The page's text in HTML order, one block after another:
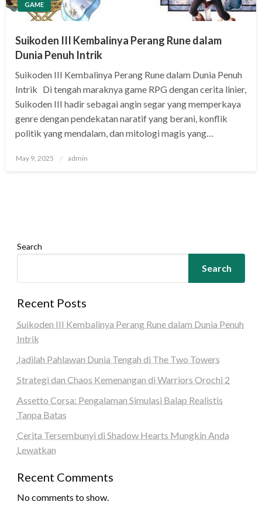
GAME
Suikoden III Kembalinya Perang Rune dalam
Dunia Penuh Intrik
Suikoden III Kembalinya Perang Rune dalam Dunia Penuh
Intrik Di tengah maraknya game RPG dengan cerita linier,
Suikoden III hadir sebagai angin segar yang memperkaya
genre dengan pendekatan naratif yang berani, konflik
politik yang mendalam, dan mitologi magis yang…
Posted
May 9, 2025 admin
Search
Search
Recent Posts
Suikoden III Kembalinya Perang Rune dalam Dunia Penuh
Intrik
Jadilah Pahlawan Dunia Tengah di The Two Towers
Strategi dan Chaos Kemenangan di Warriors Orochi 2
Assetto Corsa: Pengalaman Simulasi Balap Realistis
Tanpa Batas
Cerita Tersembunyi di Shadow Hearts Mungkin Anda
Lewatkan
Recent Comments
No comments to show.